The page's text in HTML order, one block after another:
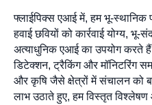
फ्लाईपिक्स एआई में, हम भू-स्थानिक
हवाई छवियों को कार्रवाई योग्य, भू-
अत्याधुनिक एआई का उपयोग करते
डिटेक्शन, ट्रैकिंग और मॉनिटरिंग
और कृषि जैसे क्षेत्रों में संचालन को
लाभ उठाते हुए, हम विस्तृत विश्लेषण